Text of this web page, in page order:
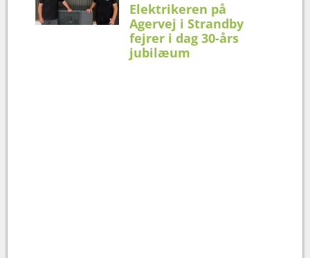
Elektrikeren på
Agervej i Strandby
fejrer i dag 30-års
jubilæum